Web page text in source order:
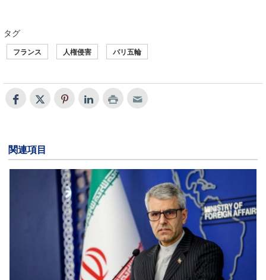
タグ
フランス 人権侵害 パリ五輪
関連項目